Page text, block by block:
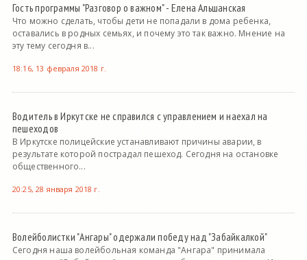
Гость программы "Разговор о важном" - Елена Альшанская
Что можно сделать, чтобы дети не попадали в дома ребенка,
оставались в родных семьях, и почему это так важно. Мнение на
эту тему сегодня в...
18:16, 13 февраля 2018 г.
Водитель в Иркутске не справился с управлением и наехал на
пешеходов
В Иркутске полицейские устанавливают причины аварии, в
результате которой пострадал пешеход. Сегодня на остановке
общественного...
20:25, 28 января 2018 г.
Волейболистки "Ангары" одержали победу над "Забайкалкой"
Сегодня наша волейбольная команда "Ангара" принимала